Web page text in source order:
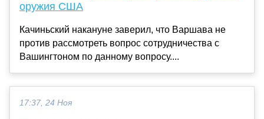
оружия США
Качиньский накануне заверил, что Варшава не
против рассмотреть вопрос сотрудничества с
Вашингтоном по данному вопросу....
17:37, 24 Ноя